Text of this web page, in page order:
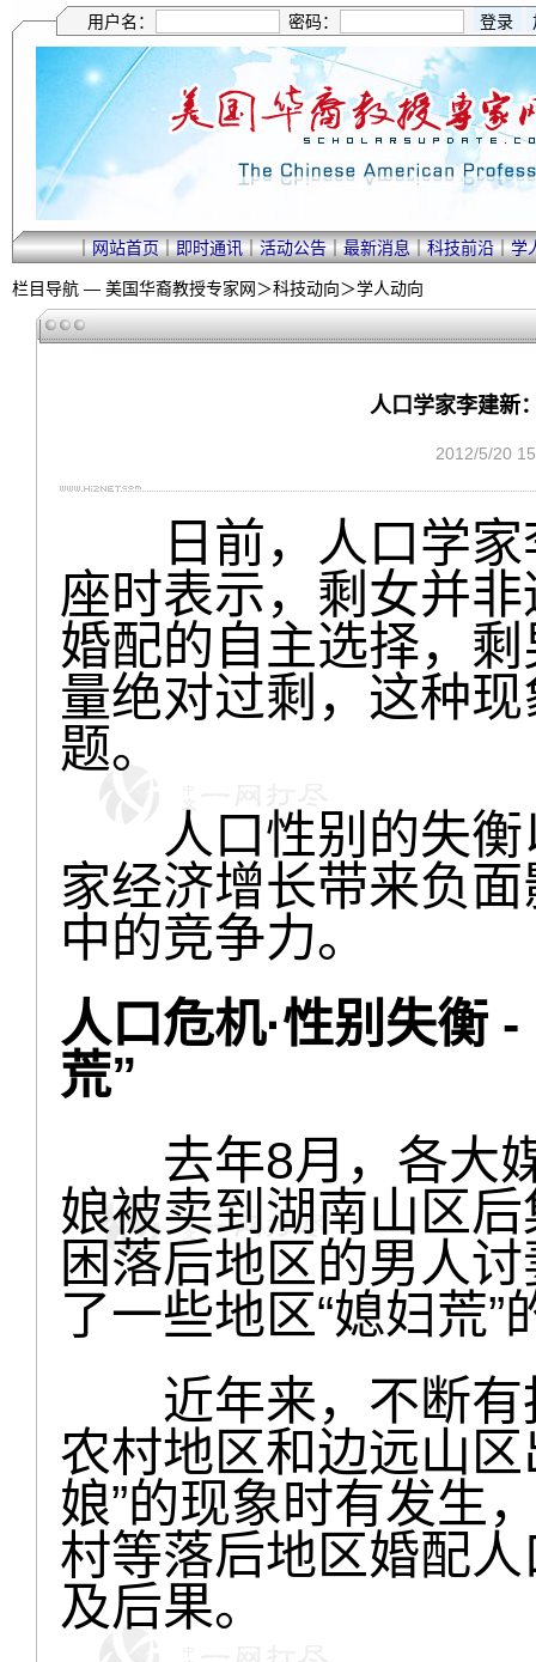
用户名： 密码：
｜网站首页｜即时通讯｜活动公告｜最新消息｜科技前沿｜学
栏目导航 — 美国华裔教授专家网＞科技动向＞学人动向
人口学家李建新
2012/5/20
日前，人口学家
座时表示，剩女并
婚配的自主选择，
量绝对过剩，这种
题。
人口性别的失衡
家经济增长带来负
中的竞争力。
人口危机·性别失衡
荒”
去年8月，各大媒
娘被卖到湖南山区
困落后地区的男人
了一些地区“媳妇荒”
近年来，不断有
农村地区和边远山区
娘”的现象时有发生
村等落后地区婚配
及后果。